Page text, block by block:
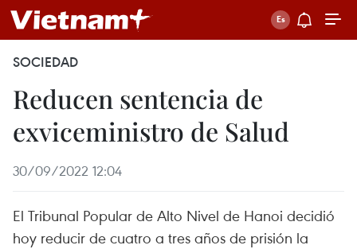
SOCIEDAD
Reducen sentencia de
exviceministro de Salud
30/09/2022 12:04
El Tribunal Popular de Alto Nivel de Hanoi decidió
hoy reducir de cuatro a tres años de prisión la